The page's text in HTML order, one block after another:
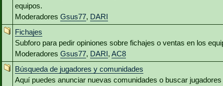
equipos.
Moderadores Gsus77, DARI
Fichajes
Subforo para pedir opiniones sobre fichajes o ventas en los
Moderadores Gsus77, DARI, AC8
Búsqueda de jugadores y comunidades
Aquí puedes anunciar nuevas comunidades o buscar